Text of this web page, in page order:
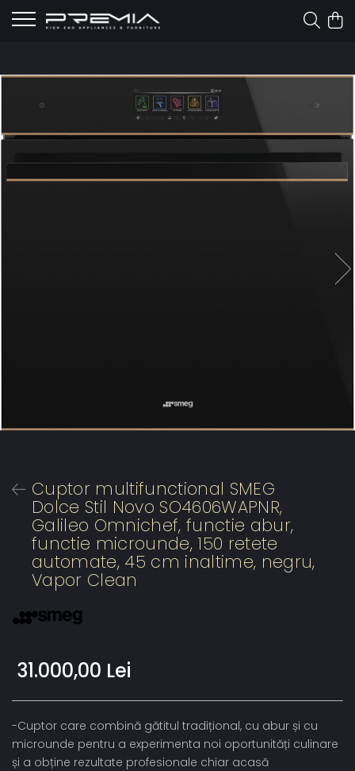
Cuptor multifunctional SMEG
Dolce Stil Novo SO4606WAPNR,
Galileo Omnichef, functie abur,
functie microunde, 150 retete
automate, 45 cm inaltime, negru,
Vapor Clean
31.000,00 Lei
-Cuptor care combină gătitul tradițional, cu abur și cu
microunde pentru a experimenta noi oportunități culinare
și a obține rezultate profesionale chiar acasă